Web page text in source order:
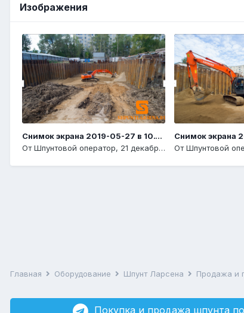
Изображения
Снимок экрана 2019-05-27 в 10.14.14
ОтШпунтовой оператор, 21 декабря, 2020
ОтШпунтовой
Главная Оборудование Шпунт Ларсена Продажа и
Покупка и продажа шпунта по